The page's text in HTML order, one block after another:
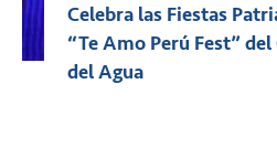
Celebra las Fiestas
“Te Amo Perú Fest”
del Agua